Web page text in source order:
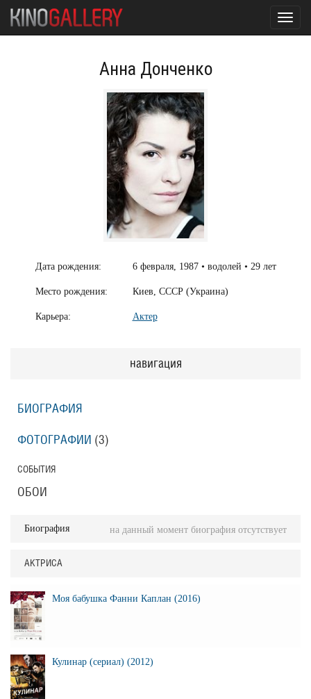
Анна Донченко
Дата рождения: 6 февраля, 1987 • водолей • 29 лет
Место рождения: Киев, СССР (Украина)
Карьера: Актер
навигация
БИОГРАФИЯ
ФОТОГРАФИИ (3)
СОБЫТИЯ
ОБОИ
Биография на данный момент биография отсутствует
АКТРИСА
Моя бабушка Фанни Каплан (2016)
Кулинар (сериал) (2012)